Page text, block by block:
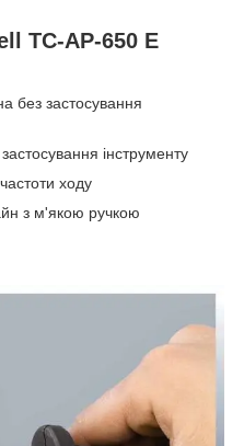
TC-AP-650 E
без застосування
інструменту
ходу
з м'якою ручкою